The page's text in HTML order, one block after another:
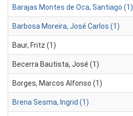
Barajas Montes de Oca, Santiago (1)
Barbosa Moreira, José Carlos (1)
Baur, Fritz (1)
Becerra Bautista, José (1)
Borges, Marcos Alfonso (1)
Brena Sesma, Ingrid (1)